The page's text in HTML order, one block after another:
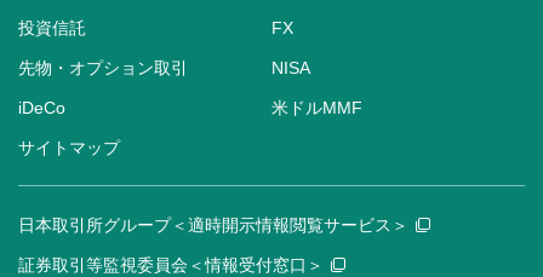
投資信託 FX
先物・オプション取引 NISA
iDeCo 米ドルMMF
サイトマップ
日本取引所グループ＜適時開示情報閲覧サービス＞
証券取引等監視委員会＜情報受付窓口＞